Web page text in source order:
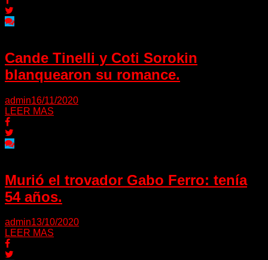
Cande Tinelli y Coti Sorokin
blanquearon su romance.
admin16/11/2020
LEER MAS
Murió el trovador Gabo Ferro: tenía
54 años.
admin13/10/2020
LEER MAS